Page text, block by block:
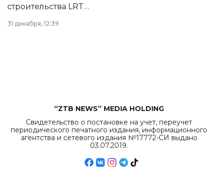
строительства LRT
в Астане из
республиканского
31 декабря, 12:39
“ZTB NEWS” MEDIA HOLDING
Свидетельство о постановке на учет, переучет
периодического печатного издания, информационного
агентства и сетевого издания №17772-СИ выдано
03.07.2019.